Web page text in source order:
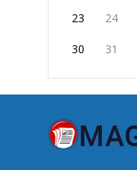
23 24
30 31